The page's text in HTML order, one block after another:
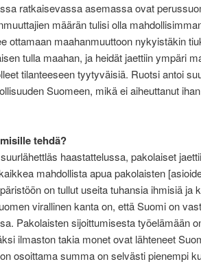
ratkaisevassa asemassa ovat
määrän tulisi olla
ottamaan maahanmuuttoon nykyistäkin
tulla maahan, ja heidät jaettiin ympäri
tilanteeseen tyytyväisiä. Ruotsi antoi
Suomeen, mikä ei aiheuttanut ihan
tehdä?
haastattelussa, pakolaiset
mahdollista apua pakolaisten
on tullut useita tuhansia ihmisiä ja
virallinen kanta on, että Suomi on
Pakolaisten sijoittumisesta työelämään
ilmaston takia monet ovat lähteneet
osoittama summa on selvästi pienempi